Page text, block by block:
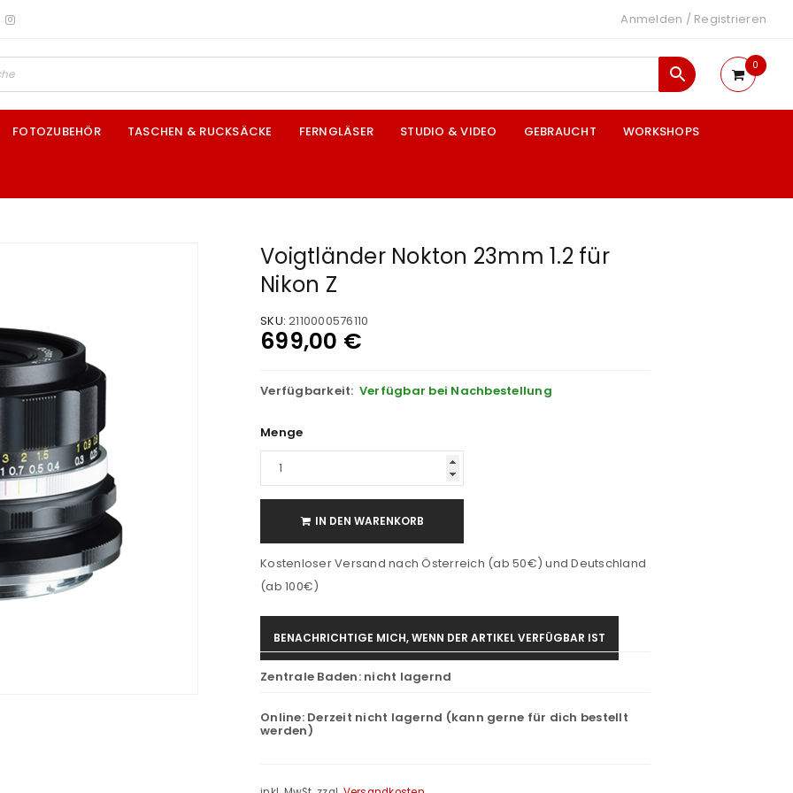
Anmelden / Registrieren
0
FOTOZUBEHÖR TASCHEN & RUCKSÄCKE FERNGLÄSER STUDIO & VIDEO GEBRAUCHT WORKSHOPS
Voigtländer Nokton 23mm 1.2 für
Nikon Z
SKU: 2110000576110
699,00 €
Verfügbarkeit: Verfügbar bei Nachbestellung
Menge
IN DEN WARENKORB
Kostenloser Versand nach Österreich (ab 50€) und Deutschland
(ab 100€)
BENACHRICHTIGE MICH, WENN DER ARTIKEL VERFÜGBAR IST
Zentrale Baden: nicht lagernd
Online: Derzeit nicht lagernd (kann gerne für dich bestellt
werden)